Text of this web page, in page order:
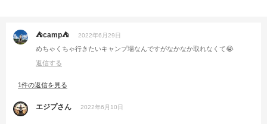
⛺camp⛺ 2022年6月29日
めちゃくちゃ行きたいキャンプ場なんですがなかなか取れなくて😭
返信する
1件の返信を見る
エジプさん 2022年6月10日